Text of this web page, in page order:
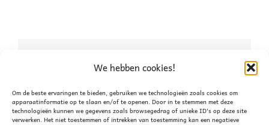
We hebben cookies!
Om de beste ervaringen te bieden, gebruiken we technologieën zoals cookies om
apparaatinformatie op te slaan en/of te openen. Door in te stemmen met deze
technologieën kunnen we gegevens zoals browsegedrag of unieke ID's op deze site
verwerken. Het niet toestemmen of intrekken van toestemming kan een negatieve
Deel dit verhaal, kies je
platform!
Facebook
X WhatsApp